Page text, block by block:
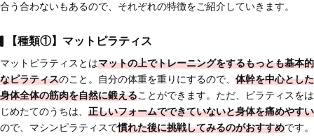
合う合わないもあるので、それぞれの特徴をご紹介していきます。
【種類①】マットピラティス
マットピラティスとはマットの上でトレーニングをするもっとも基本的
なピラティスのこと。自分の体重を重りにするので、 体幹を中心とした
身体全体の筋肉を自然に鍛えることができます。ただ、ピラティスをは
じめたてのうちは、 正しいフォームでできていないと身体を痛めやすい
ので、マシンピラティスで慣れた後に挑戦してみるのがおすすめです。